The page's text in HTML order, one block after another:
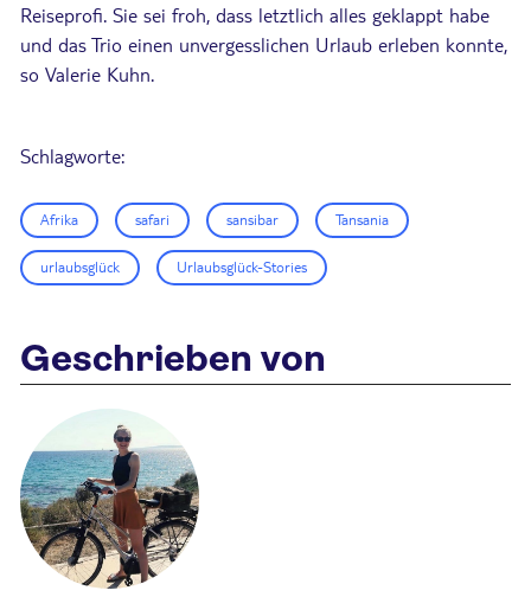
Reiseprofi. Sie sei froh, dass letztlich alles geklappt habe
und das Trio einen unvergesslichen Urlaub erleben konnte,
so Valerie Kuhn.
Schlagworte:
Afrika safari sansibar Tansania
urlaubsglück Urlaubsglück-Stories
Geschrieben von